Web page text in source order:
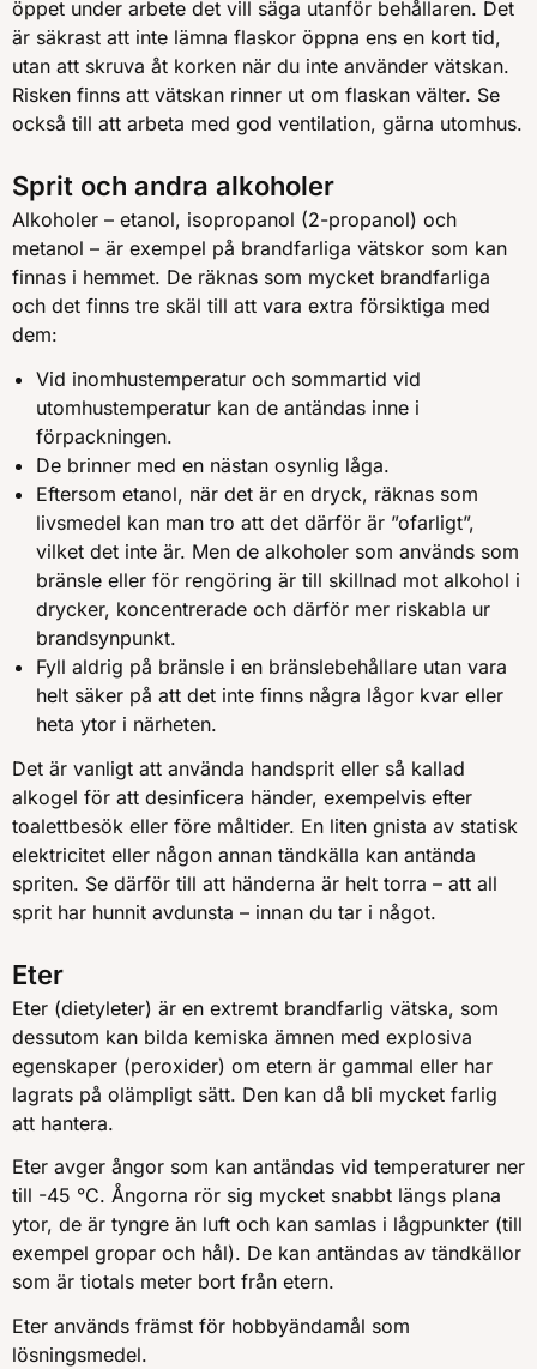
öppet under arbete det vill säga utanför behållaren. Det
är säkrast att inte lämna flaskor öppna ens en kort tid,
utan att skruva åt korken när du inte använder vätskan.
Risken finns att vätskan rinner ut om flaskan välter. Se
också till att arbeta med god ventilation, gärna utomhus.
Sprit och andra alkoholer
Alkoholer – etanol, isopropanol (2-propanol) och
metanol – är exempel på brandfarliga vätskor som kan
finnas i hemmet. De räknas som mycket brandfarliga
och det finns tre skäl till att vara extra försiktiga med
dem:
Vid inomhustemperatur och sommartid vid
utomhustemperatur kan de antändas inne i
förpackningen.
De brinner med en nästan osynlig låga.
Eftersom etanol, när det är en dryck, räknas som
livsmedel kan man tro att det därför är ”ofarligt”,
vilket det inte är. Men de alkoholer som används som
bränsle eller för rengöring är till skillnad mot alkohol i
drycker, koncentrerade och därför mer riskabla ur
brandsynpunkt.
Fyll aldrig på bränsle i en bränslebehållare utan vara
helt säker på att det inte finns några lågor kvar eller
heta ytor i närheten.
Det är vanligt att använda handsprit eller så kallad
alkogel för att desinficera händer, exempelvis efter
toalettbesök eller före måltider. En liten gnista av statisk
elektricitet eller någon annan tändkälla kan antända
spriten. Se därför till att händerna är helt torra – att all
sprit har hunnit avdunsta – innan du tar i något.
Eter
Eter (dietyleter) är en extremt brandfarlig vätska, som
dessutom kan bilda kemiska ämnen med explosiva
egenskaper (peroxider) om etern är gammal eller har
lagrats på olämpligt sätt. Den kan då bli mycket farlig
att hantera.
Eter avger ångor som kan antändas vid temperaturer ner
till -45 °C. Ångorna rör sig mycket snabbt längs plana
ytor, de är tyngre än luft och kan samlas i lågpunkter (till
exempel gropar och hål). De kan antändas av tändkällor
som är tiotals meter bort från etern.
Eter används främst för hobbyändamål som
lösningsmedel.